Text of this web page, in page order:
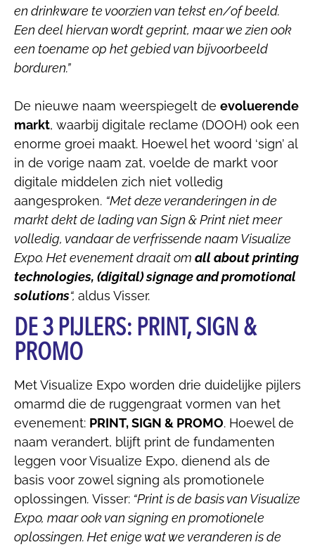
en drinkware te voorzien van tekst en/of beeld.
Een deel hiervan wordt geprint, maar we zien ook
een toename op het gebied van bijvoorbeeld
borduren.”
De nieuwe naam weerspiegelt de evoluerende
markt, waarbij digitale reclame (DOOH) ook een
enorme groei maakt. Hoewel het woord ‘sign’ al
in de vorige naam zat, voelde de markt voor
digitale middelen zich niet volledig
aangesproken. “Met deze veranderingen in de
markt dekt de lading van Sign & Print niet meer
volledig, vandaar de verfrissende naam Visualize
Expo. Het evenement draait om all about printing
technologies, (digital) signage and promotional
solutions“, aldus Visser.
DE 3 PIJLERS: PRINT, SIGN &
PROMO
Met Visualize Expo worden drie duidelijke pijlers
omarmd die de ruggengraat vormen van het
evenement: PRINT, SIGN & PROMO. Hoewel de
naam verandert, blijft print de fundamenten
leggen voor Visualize Expo, dienend als de
basis voor zowel signing als promotionele
oplossingen. Visser: “Print is de basis van Visualize
Expo, maar ook van signing en promotionele
oplossingen. Het enige wat we veranderen is de